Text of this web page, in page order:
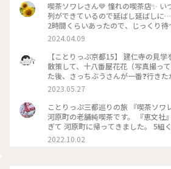
喫茶ソワレさん💙 憧れの喫茶店✨ い
列ができているので延ばし延ばしに
2時間くらいあったので、じっくり
つ間も皆さんの投稿で拝見していた
ク💓 結局1時間ほど待ち、店内へ。
席に着きました。 深く青く、まる
💙 ぶどうの透かし彫りやライトもク
だのはご存じゼリーポンチ🌈✨ キレ
りにかざすとキラキラします✨ ゼリ
炭酸もいい！ 中の氷がゼリーと同じ
って口に入れてびっくりしてしまい
食べ終わってしまいました😣 まだこ
コーヒーでも頼みたい…と思いまし
列ができているでしょうからお店を
特別な空間に会いに行きたいです💙 #電車旅 #喫茶ソワレ #喫
2024.04.09
【ことりっぷ京都15】 建仁寺の見
散策して、十八番屋花花（写真撮っ
た後、さっちぶうさんが一番❓行き
レ」さんに向かいました😊 人気のお
ていると覚悟して行ったのですが、
せんでした😄 15分くらいで案内さ
いグループばっかり😱 あ、でも、男
プも😊 私はヨーグルトポンチ、さっ
チフロートを注文しました。 店内の
したが、落ち着いていて良い雰囲気
2023.05.27
ことりっぷ三都巡りの旅 『喫茶ソワ
河原町の老舗純喫茶です。 『恵文社
ぎて 河原町に帰ってきました。 5組
次々と呼ばれて すんなりと入店でき
を守っておられ、 狭い店内ですが、
2022.10.02